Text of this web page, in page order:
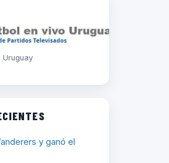
Uruguay
y ganó el